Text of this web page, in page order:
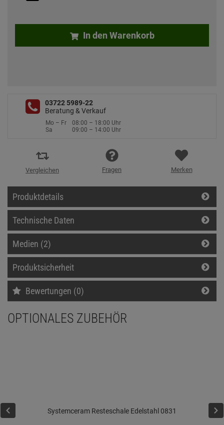
In den Warenkorb
03722 5989-22
Beratung & Verkauf
Mo – Fr
08:00 – 18:00 Uhr
Sa
09:00 – 14:00 Uhr
Vergleichen Fragen Merken
Produktdetails
Technische Daten
Medien (2)
Produktsicherheit
Bewertungen (0)
OPTIONALES ZUBEHÖR
Systemceram Resteschale Edelstahl 0831